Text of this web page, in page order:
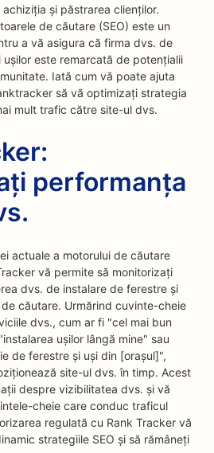
și păstrarea clienților.
de căutare (SEO) este un
a vă asigura că firma dvs. de
ușilor este remarcată de potențialii
Iată cum vă poate ajuta
să vă optimizați strategia
mult trafic către site-ul dvs.
performanța
actuale a motorului de căutare
vă permite să monitorizați
dvs. de instalare de ferestre și
căutare. Urmărind cuvinte-cheie
dvs., cum ar fi "cel mai bun
ușilor lângă mine" sau
de ferestre și uși din [orașul]",
site-ul dvs. în timp. Acest
despre vizibilitatea dvs. și vă
cheie care conduc traficul
regulată cu Rank Tracker vă
strategiile SEO și să rămâneți